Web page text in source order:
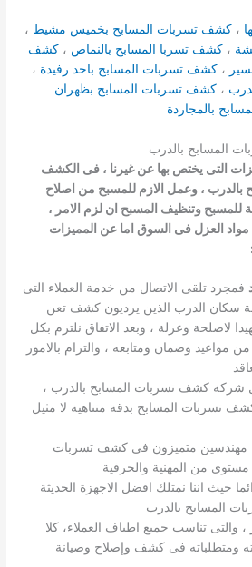
،كشف تسربات المسابح بخميس مشيط ،
،كشف تسربا المسابح بالنماص ،كشف
،كشف تسربات المسابح باحد رفيدة ،
،كشف تسربات المسابح بظهران
بالمجاردة
المسابح بالدرب
التى يختص بها عن غيرنا ، فى الكشف
بالدرب ، وعمل الازم للمسبح من اصلاح
وتنظيف المسبح ان لزم الامر ،
العزل فى السوق اما عن المميزات
فمجرد تلقى الاتصال من خدمة العملاء التى
سكان الدرب الذين يرديون كشف تعن
لاصلحة وعزلة ، وبعد الاتفاق نلتزم بكل
مواعيد وضمان ومتابعه ، والتزام بالامور
شركة كشف تسربات المسابح بالدرب ،
تسربات المسابح بدقة متناهية لا مثيل
مهندسين متميزون فى كشف تسربات
من المهنية والحرفية
حيث اننا نمتلك افضل الاجهزة الحديثة
المسابح بالدرب
، والتى تناسب جميع اطياف العملاء، كلا
ومتطلباته فى كشف وإصلاح وصيانة